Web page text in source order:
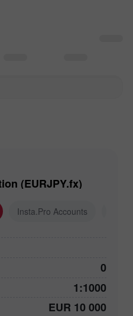
(EURJPY.fx)
Insta.Pro Accounts
0
1:1000
EUR 10 000